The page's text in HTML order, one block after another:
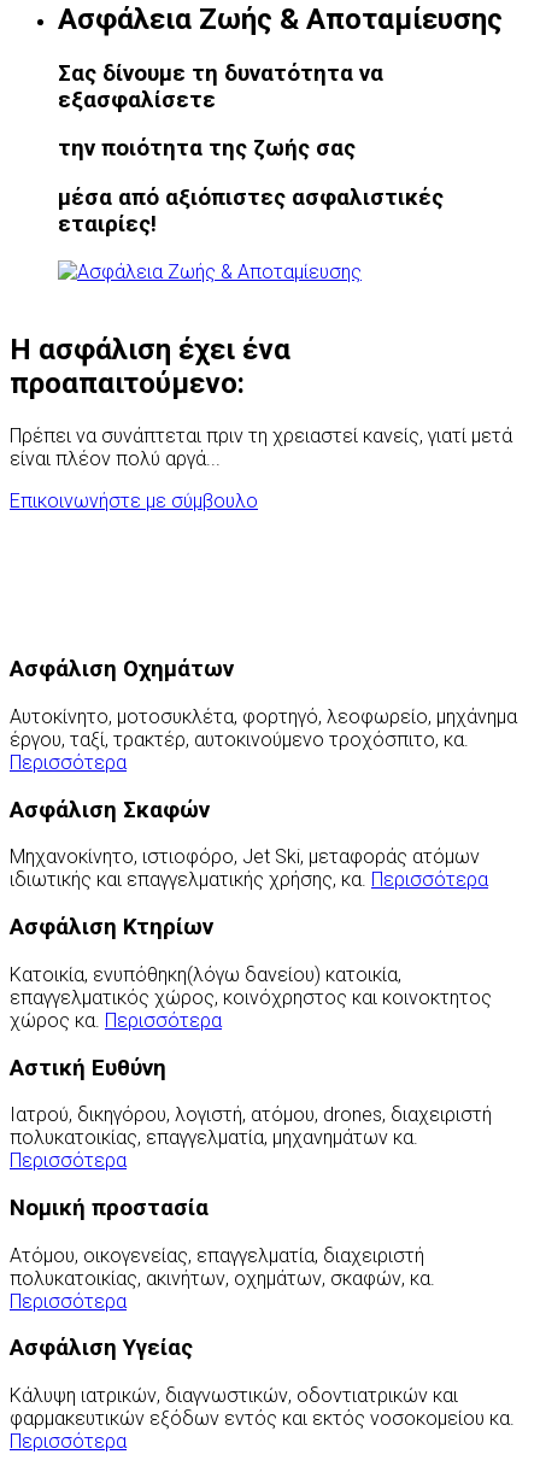
Ασφάλεια Ζωής & Αποταμίευσης
Σας δίνουμε τη δυνατότητα να
εξασφαλίσετε
την ποιότητα της ζωής σας
μέσα από αξιόπιστες ασφαλιστικές
εταιρίες!
Η ασφάλιση έχει ένα
προαπαιτούμενο:
Πρέπει να συνάπτεται πριν τη χρειαστεί κανείς, γιατί μετά
είναι πλέον πολύ αργά...
Επικοινωνήστε με σύμβουλο
Ασφάλιση Οχημάτων
Αυτοκίνητο, μοτοσυκλέτα, φορτηγό, λεοφωρείο, μηχάνημα
έργου, ταξί, τρακτέρ, αυτοκινούμενο τροχόσπιτο, κα.
Περισσότερα
Ασφάλιση Σκαφών
Μηχανοκίνητο, ιστιοφόρο, Jet Ski, μεταφοράς ατόμων
ιδιωτικής και επαγγελματικής χρήσης, κα. Περισσότερα
Ασφάλιση Κτηρίων
Κατοικία, ενυπόθηκη(λόγω δανείου) κατοικία,
επαγγελματικός χώρος, κοινόχρηστος και κοινοκτητος
χώρος κα. Περισσότερα
Αστική Ευθύνη
Ιατρού, δικηγόρου, λογιστή, ατόμου, drones, διαχειριστή
πολυκατοικίας, επαγγελματία, μηχανημάτων κα.
Περισσότερα
Νομική προστασία
Ατόμου, οικογενείας, επαγγελματία, διαχειριστή
πολυκατοικίας, ακινήτων, οχημάτων, σκαφών, κα.
Περισσότερα
Ασφάλιση Υγείας
Κάλυψη ιατρικών, διαγνωστικών, οδοντιατρικών και
φαρμακευτικών εξόδων εντός και εκτός νοσοκομείου κα.
Περισσότερα